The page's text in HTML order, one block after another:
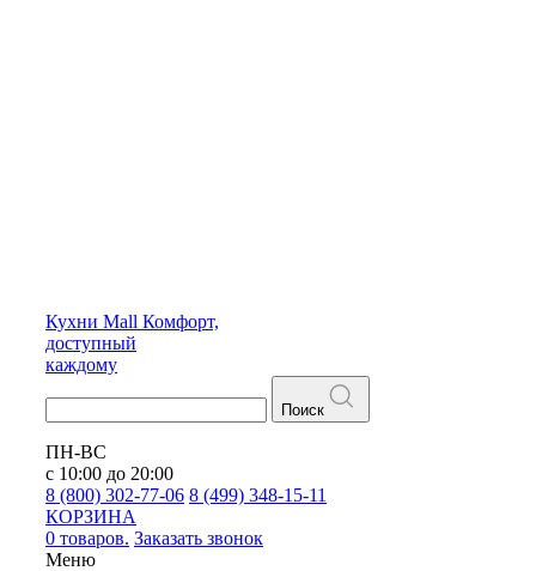
Кухни Mall Комфорт,
доступный
каждому
Поиск
ПН-ВС
с 10:00 до 20:00
8 (800) 302-77-06 8 (499) 348-15-11
КОРЗИНА
0 товаров. Заказать звонок
Меню